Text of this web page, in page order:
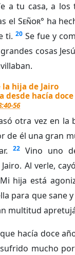
a tu casa, a los
el Señor° ha
ti. 20 Se fue y
cosas
hija de Jairo
desde hacía doce
56
otra vez en
de él una gran
22 Vino uno
Al verle,
hija está
para que sane y
multitud
hacía doce
mucho